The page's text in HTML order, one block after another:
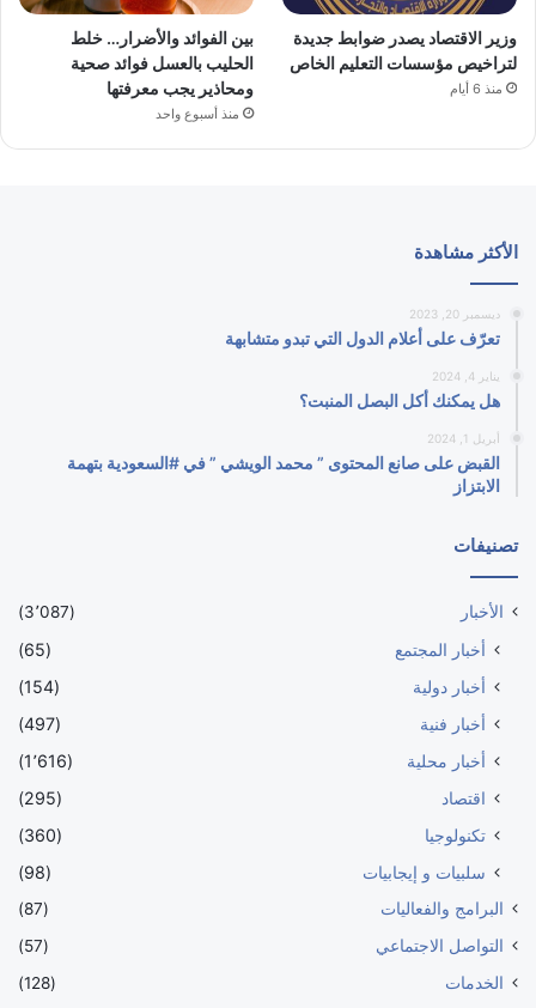
وزير الاقتصاد يصدر ضوابط جديدة
لتراخيص مؤسسات التعليم الخاص
منذ 6 أيام
بين الفوائد والأضرار… خلط
الحليب بالعسل فوائد صحية
ومحاذير يجب معرفتها
منذ أسبوع واحد
الأكثر مشاهدة
ديسمبر 20, 2023
تعرّف على أعلام الدول التي تبدو متشابهة
يناير 4, 2024
هل يمكنك أكل البصل المنبت؟
أبريل 1, 2024
القبض على صانع المحتوى ” محمد الويشي ” في #السعودية بتهمة
الابتزاز
تصنيفات
الأخبار (3٬087)
أخبار المجتمع
(65)
أخبار دولية
(154)
أخبار فنية
(497)
أخبار محلية
(1٬616)
اقتصاد
(295)
تكنولوجيا
(360)
سلبيات و إيجابيات
(98)
البرامج والفعاليات
(87)
التواصل الاجتماعي
(57)
الخدمات
(128)